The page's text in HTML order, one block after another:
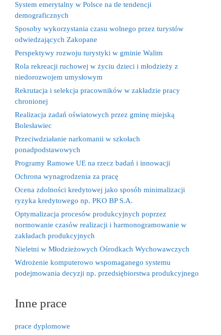
System emerytalny w Polsce na tle tendencji
demograficznych
Sposoby wykorzystania czasu wolnego przez turystów
odwiedzających Zakopane
Perspektywy rozwoju turystyki w gminie Walim
Rola rekreacji ruchowej w życiu dzieci i młodzieży z
niedorozwojem umysłowym
Rekrutacja i selekcja pracowników w zakładzie pracy
chronionej
Realizacja zadań oświatowych przez gminę miejską
Bolesławiec
Przeciwdziałanie narkomanii w szkołach
ponadpodstawowych
Programy Ramowe UE na rzecz badań i innowacji
Ochrona wynagrodzenia za pracę
Ocena zdolności kredytowej jako sposób minimalizacji
ryzyka kredytowego np. PKO BP S.A.
Optymalizacja procesów produkcyjnych poprzez
normowanie czasów realizacji i harmonogramowanie w
zakładach produkcyjnych
Nieletni w Młodzieżowych Ośrodkach Wychowawczych
Wdrożenie komputerowo wspomaganego systemu
podejmowania decyzji np. przedsiębiorstwa produkcyjnego
Inne prace
prace dyplomowe